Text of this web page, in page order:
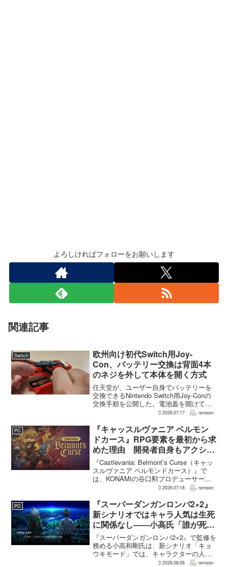
よろしければフォローをお願いします
関連記事
Switch
欧州向け初代Switch用Joy-
Con、バッテリー交換は背面4本
のネジを外して本体を開く方式
任天堂が、ユーザー自身でバッテリーを
交換できるNintendo Switch用Joy-Conの
交換手順を公開した。電池蓋を開けて入
れ替える方式ではなく、背面のネジ4本を
ケーブルを取り外す必要がある。この
改...
2026.07.17 remoon
PC
『キャッスルヴァニア ベルモン
ドカース』RPG要素を最初から求
めた理由 開発者自身もアクショ
ンのつらさを実感
『Castlevania: Belmont’s Curse（キャッ
スルヴァニア ベルモンドカース）』で
は、KONAMIの谷口勲プロデューサー
が、レベルアップを含むRPG的システム
何度も挑戦すれば先へ進める...
2026.07.18 remoon
PC
『スーパーダンガンロンパ2×2』
新シナリオではキャラ人気は生死
に関係なし――小高氏「誰が死ん
でもヘイトメールは送らないで」
『スーパーダンガンロンパ2×2』で監修を
務める小高和剛氏は、新シナリオ「キョ
ウキモード」では、キャラクターの人気
にかかわらず退場させるとRPG Siteのイ
2026.08.06 remoon